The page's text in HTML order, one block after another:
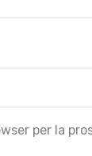
per la